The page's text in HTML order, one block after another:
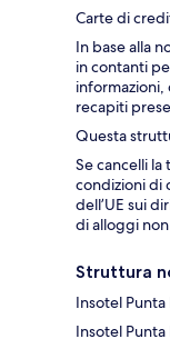
Carte di
In base alla
in contanti
recapiti
Questa
Se cancelli
condizioni di
dell’UE sui
di alloggi
Struttura
Insotel Punta
Insotel Punta